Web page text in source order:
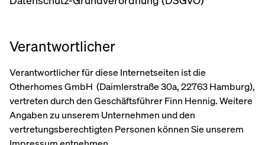
Verantwortlicher
Verantwortlicher für diese Internetseiten ist die
Otherhomes GmbH (Daimlerstraße 30a, 22763 Hamburg),
vertreten durch den Geschäftsführer Finn Hennig. Weitere
Angaben zu unserem Unternehmen und den
vertretungsberechtigten Personen können Sie unserem